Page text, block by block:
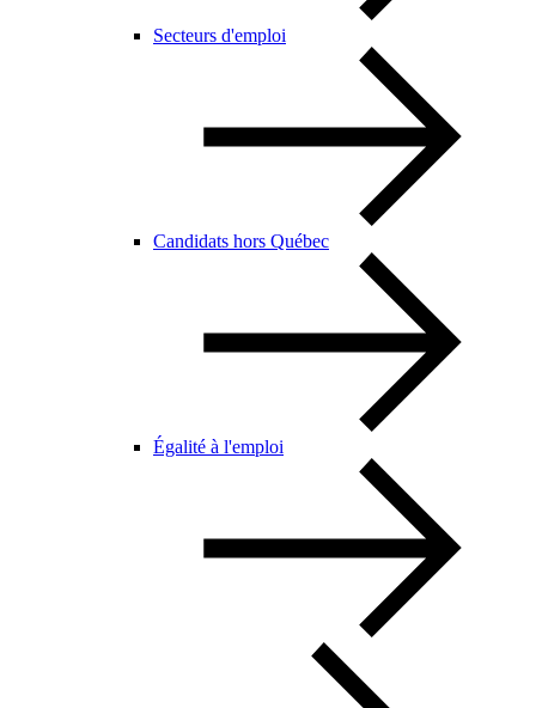
Secteurs d'emploi
Candidats hors Québec
Égalité à l'emploi